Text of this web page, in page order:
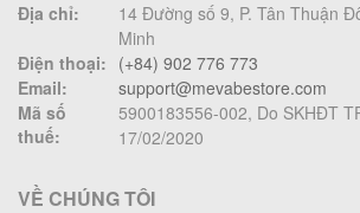
Địa chỉ:
14 Đường số 9, P. Tân Thuận
Minh
Điện thoại: (+84) 902 776 773
Email:
support@mevabestore.com
Mã số
thuế:
5900183556-002, Do SKHĐT
17/02/2020
VỀ CHÚNG TÔI